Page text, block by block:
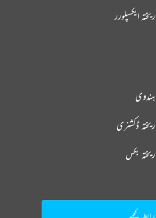
ریختہ ایکسپلورر
ہندوی
ریختہ ڈکشنری
ریختہ بکس
رابطہ کیجیے